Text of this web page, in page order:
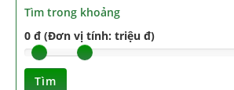
Tìm trong khoảng
0 đ (Đơn vị tính: triệu đ)
Tìm